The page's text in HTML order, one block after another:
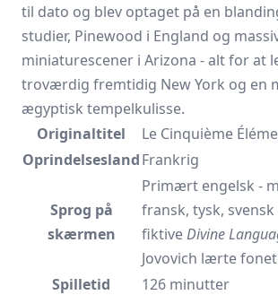
til dato og blev optaget på en
studier, Pinewood i England og
miniaturescener i Arizona - alt for at
troværdig fremtidig New York og en
ægyptisk tempelkulisse.
Originaltitel
Le Cinquième
OprindelseslandFrankrig
Sprog på
skærmen
Primært engelsk -
fransk, tysk,
fiktiveDivine
Jovovich lærte
Spilletid
126 minutter